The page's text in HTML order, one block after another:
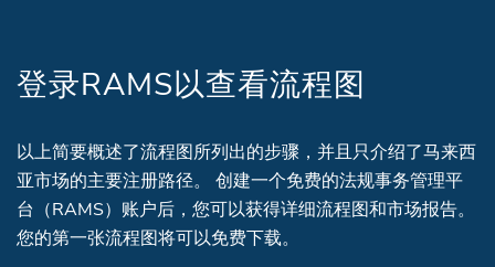
登录RAMS以查看流程图
以上简要概述了流程图所列出的步骤，并且只介绍了马来西
亚市场的主要注册路径。 创建一个免费的法规事务管理平
台（RAMS）账户后，您可以获得详细流程图和市场报告。
您的第一张流程图将可以免费下载。